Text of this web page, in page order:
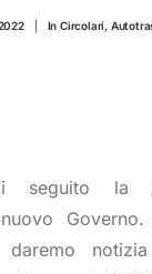
In Circolari,
seguito la
daremo